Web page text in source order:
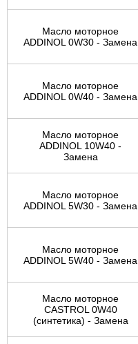
Масло моторное
ADDINOL 0W30 - Замена
Масло моторное
ADDINOL 0W40 - Замена
Масло моторное
ADDINOL 10W40 -
Замена
Масло моторное
ADDINOL 5W30 - Замена
Масло моторное
ADDINOL 5W40 - Замена
Масло моторное
CASTROL 0W40
(синтетика) - Замена